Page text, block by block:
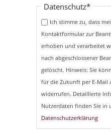
Pflichtfeld
Datenschutz*
Ich stimme zu, dass
Kontaktformular zur
erhoben und verarbeitet
nach abgeschlossener
gelöscht. Hinweis: Sie
für die Zukunft per E-Mail
widerrufen. Detaillierte
Nutzerdaten finden Sie in
Datenschutzerklärung